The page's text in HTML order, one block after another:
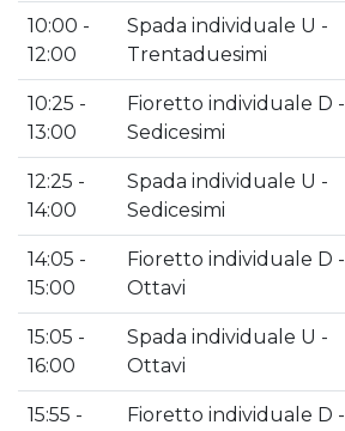
10:00 -
12:00
Spada individuale U -
Trentaduesimi
10:25 -
13:00
Fioretto individuale D -
Sedicesimi
12:25 -
14:00
Spada individuale U -
Sedicesimi
14:05 -
15:00
Fioretto individuale D -
Ottavi
15:05 -
16:00
Spada individuale U -
Ottavi
15:55 -
Fioretto individuale D -